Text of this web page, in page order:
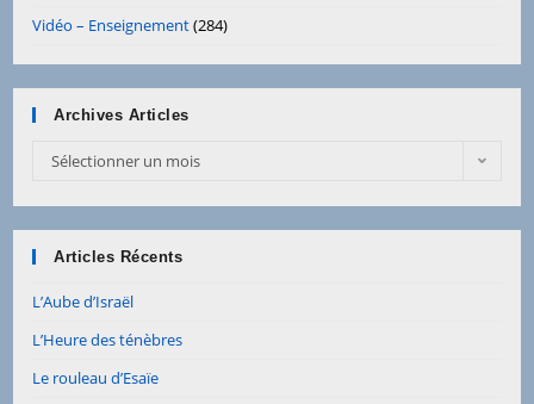
Vidéo – Enseignement(284)
Archives Articles
Sélectionner un mois
Articles Récents
L’Aube d’Israël
L’Heure des ténèbres
Le rouleau d’Esaïe